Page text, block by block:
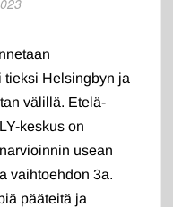
tieksi Helsingbyn ja
välillä. Etelä-
keskus on
usean
vaihtoehdon 3a.
pääteitä ja